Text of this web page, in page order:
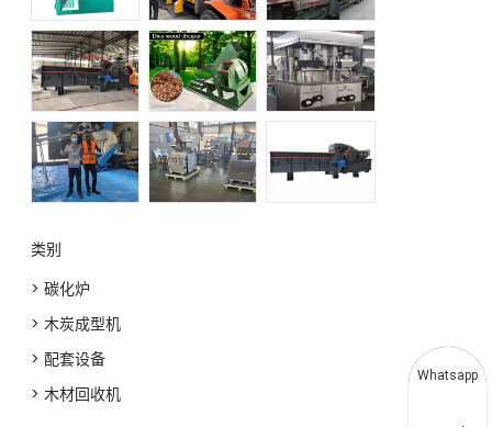
类别
> 碳化炉
> 木炭成型机
> 配套设备
> 木材回收机
Whatsapp